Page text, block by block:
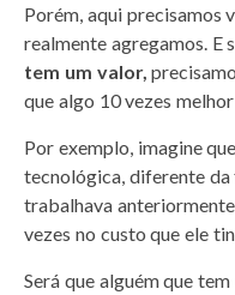
Porém, aqui precisamos
realmente agregamos. E
tem um valor,
que algo 10 vezes
Por exemplo, imagine
tecnológica, diferente
trabalhava
vezes no custo que ele
Será que alguém que